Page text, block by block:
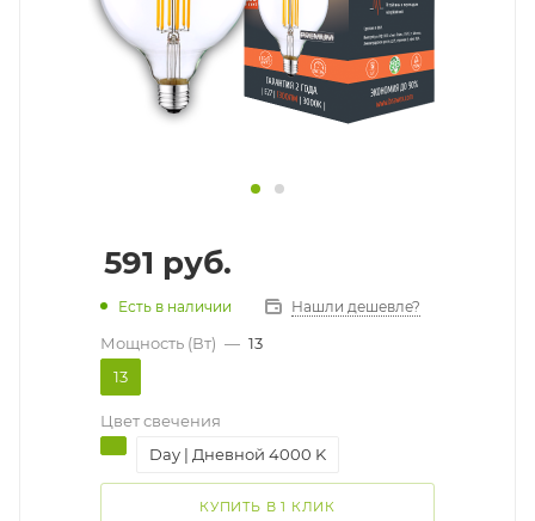
591 руб.
Есть в наличии Нашли дешевле?
Мощность (Вт) — 13
13
Цвет свечения
Day | Дневной 4000 K
КУПИТЬ В 1 КЛИК